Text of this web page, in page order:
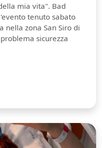
mia vita". Bad
tenuto sabato
nella zona San Siro di
sicurezza